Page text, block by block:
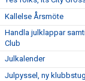
Kallelse Årsmöte
Handla julklappar
Club
Julkalender
Julpyssel, ny